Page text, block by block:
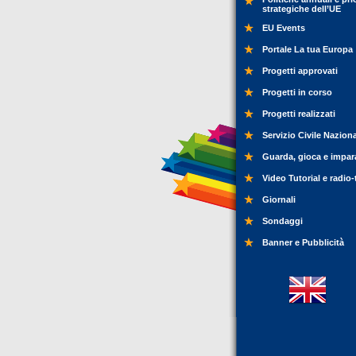
strategiche dell’UE
EU Events
Portale La tua Europa
Progetti approvati
Progetti in corso
Progetti realizzati
Servizio Civile
Guarda, gioca e
Video Tutorial e
Giornali
Sondaggi
Banner e Pubblicità